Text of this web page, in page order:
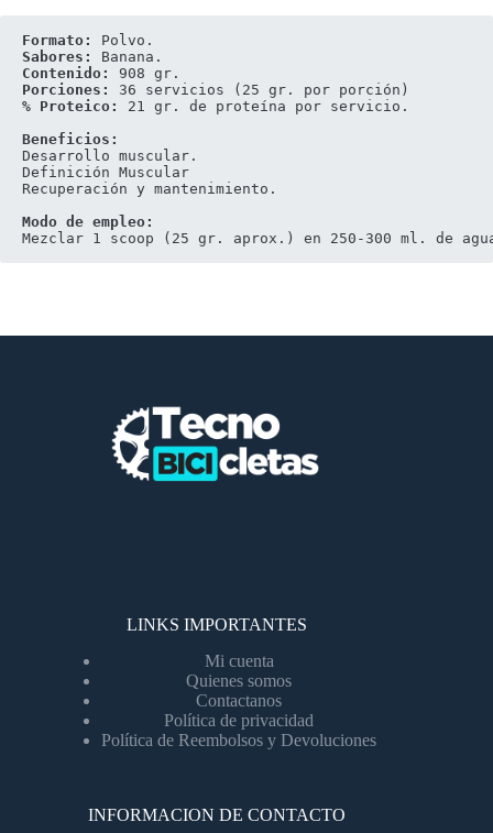
Formato:
Sabores:
Contenido:
Porciones:
% Proteico:
21 gr. de proteína por servicio.
Desarrollo muscular.
Definición Muscular
Recuperación y mantenimiento.
Modo de empleo:
Mezclar 1 scoop (25 gr. aprox.) en 250-300 ml. de
LINKS IMPORTANTES
Mi cuenta
Quienes somos
Contactanos
Política de privacidad
Política de Reembolsos y Devoluciones
INFORMACION DE CONTACTO